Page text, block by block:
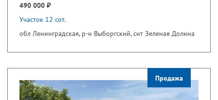
490 000 ₽
Участок 12 сот.
обл Ленинградская, р-н Выборгский, снт Зеленая Долина
Продажа